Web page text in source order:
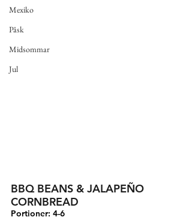
Mexiko
Påsk
Midsommar
Jul
BBQ BEANS & JALAPEÑO
CORNBREAD
Portioner: 4-6